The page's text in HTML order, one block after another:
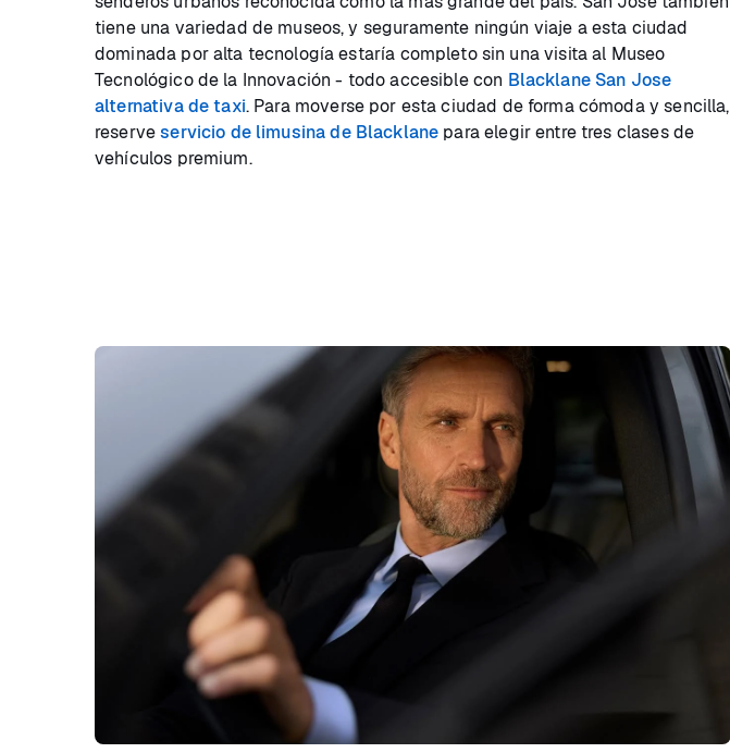
tiene una variedad de museos, y seguramente ningún viaje a esta ciudad
dominada por alta tecnología estaría completo sin una visita al Museo
Tecnológico de la Innovación - todo accesible con Blacklane San Jose
alternativa de taxi. Para moverse por esta ciudad de forma cómoda y sencilla,
reserveservicio de limusina de Blacklane para elegir entre tres clases de
vehículos premium.